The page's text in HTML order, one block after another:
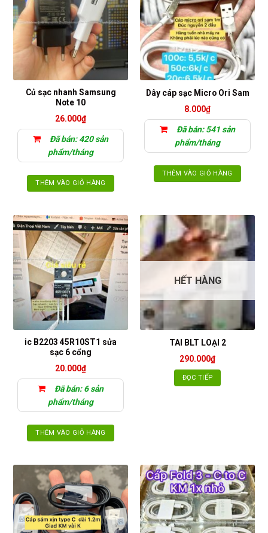
Củ sạc nhanh Samsung
Note 10
26.000₫
Đã bán: 420 sản
phẩm/tháng
THÊM VÀO GIỎ HÀNG
Dây cáp sạc Micro Ori Sam
8.000₫
Đã bán: 541 sản
phẩm/tháng
THÊM VÀO GIỎ HÀNG
ic B2203 45R10ST1 sửa
sạc 6 cổng
20.000₫
Đã bán: 6 sản
phẩm/tháng
THÊM VÀO GIỎ HÀNG
HẾT HÀNG
TAI BLT LOẠI 2
290.000₫
ĐỌC TIẾP